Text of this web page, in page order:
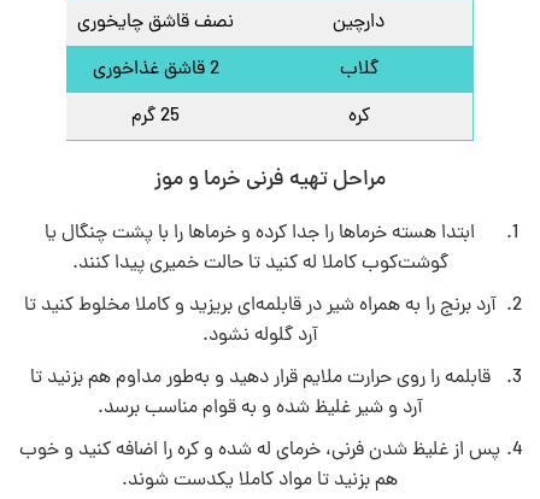
دارچین
نصف قاشق چایخوری
گلاب
2 قاشق غذاخوری
کره
25 گرم
مراحل تهیه فرنی خرما و موز
ابتدا هسته خرماها را جدا کرده و خرماها را با پشت چنگال یا
گوشت‌کوب کاملا له کنید تا حالت خمیری پیدا کنند.
آرد برنج را به همراه شیر در قابلمه‌ای بریزید و کاملا مخلوط کنید تا
آرد گلوله نشود.
قابلمه را روی حرارت ملایم قرار دهید و به‌طور مداوم هم بزنید تا
آرد و شیر غلیظ شده و به قوام مناسب برسد.
پس از غلیظ شدن فرنی، خرمای له شده و کره را اضافه کنید و خوب
هم بزنید تا مواد کاملا یکدست شوند.